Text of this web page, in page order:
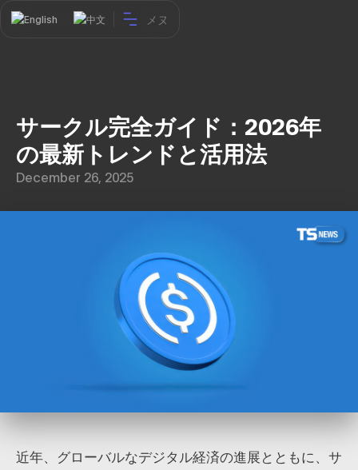
English 中文 メヌ
サークル完全ガイド：2026年
の最新トレンドと活用法
December 26, 2025
近年、グローバルなデジタル経済の進展とともに、サ